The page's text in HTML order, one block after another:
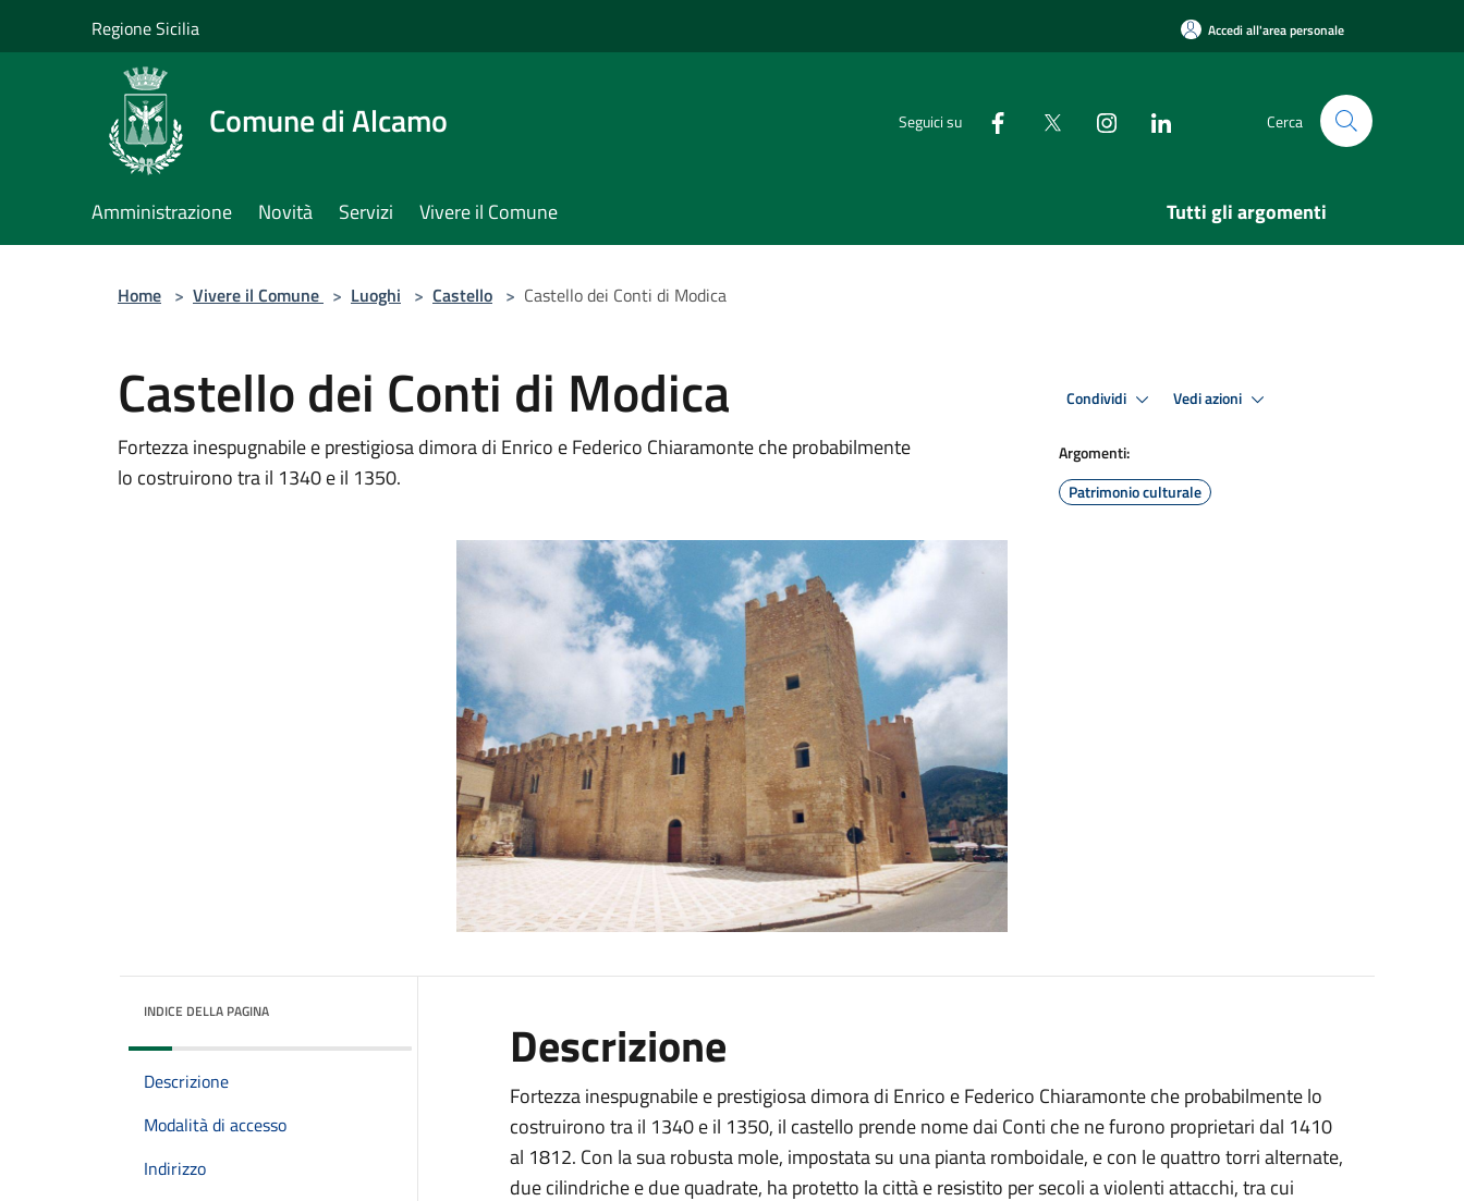
Regione Sicilia Accedi all'area personale
Comune di Alcamo Seguici su Cerca
Amministrazione Novità Servizi Vivere il Comune Tutti gli argomenti
Home > Vivere il Comune > Luoghi > Castello > Castello dei Conti di Modica
Castello dei Conti di Modica
Fortezza inespugnabile e prestigiosa dimora di Enrico e Federico Chiaramonte che probabilmente
lo costruirono tra il 1340 e il 1350.
Condividi Vedi azioni
Argomenti:
Patrimonio culturale
INDICE DELLA PAGINA
Descrizione
Modalità di accesso
Indirizzo
Descrizione
Fortezza inespugnabile e prestigiosa dimora di Enrico e Federico Chiaramonte che probabilmente lo
costruirono tra il 1340 e il 1350, il castello prende nome dai Conti che ne furono proprietari dal 1410
al 1812. Con la sua robusta mole, impostata su una pianta romboidale, e con le quattro torri alternate,
due cilindriche e due quadrate, ha protetto la città e resistito per secoli a violenti attacchi, tra cui